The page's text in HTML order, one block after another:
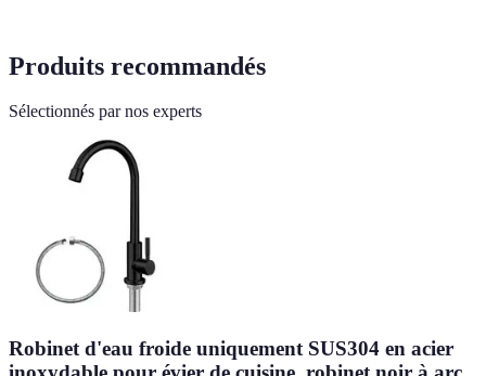
Produits recommandés
Sélectionnés par nos experts
Robinet d'eau froide uniquement SUS304 en acier